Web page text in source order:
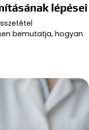
lépései
bemutatja, hogyan